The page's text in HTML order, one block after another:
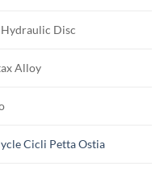
Disc
Alloy
Cicli Petta Ostia